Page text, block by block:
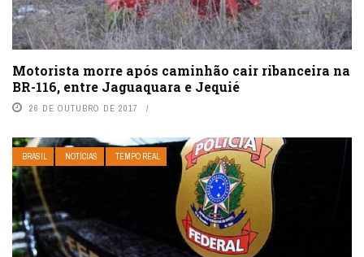
Motorista morre após caminhão cair ribanceira na
BR-116, entre Jaguaquara e Jequié
26 DE OUTUBRO DE 2017
BRASIL NOTÍCIAS TEMPO REAL